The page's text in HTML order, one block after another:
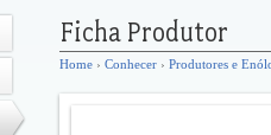
Home › Conhecer › Produtores e